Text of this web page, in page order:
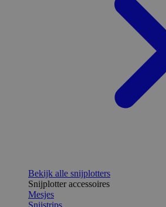
Bekijk alle snijplotters
Snijplotter accessoires
Mesjes
Snijstrips